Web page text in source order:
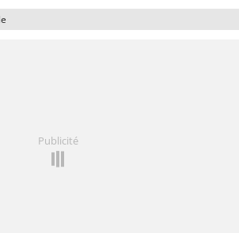
Publicité